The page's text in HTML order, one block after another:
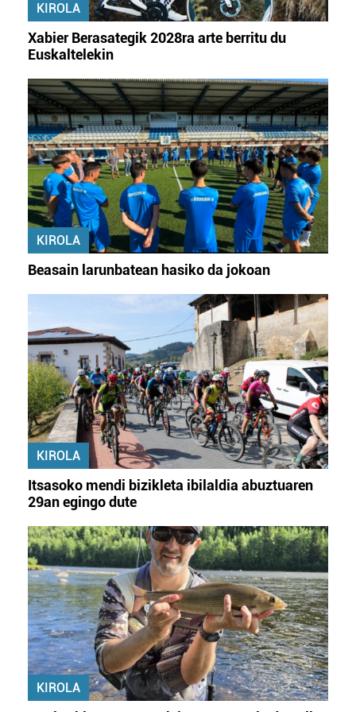
irakurri
KIROLA
Xabier Berasategik 2028ra arte berritu du
Euskaltelekin
KIROLA
Beasain larunbatean hasiko da jokoan
KIROLA
Itsasoko mendi bizikleta ibilaldia abuztuaren
29an egingo dute
KIROLA